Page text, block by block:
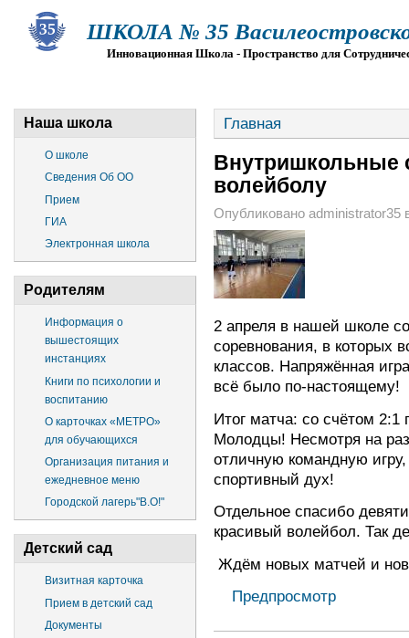
ШКОЛА № 35
Инновационная Школа - Пространство для
Наша школа
О школе
Сведения Об ОО
Прием
ГИА
Электронная школа
Родителям
Информация о
вышестоящих
инстанциях
Книги по психологии и
воспитанию
О карточках «МЕТРО»
для обучающихся
Организация питания и
ежедневное меню
Городской лагерь"В.О!"
Детский сад
Визитная карточка
Прием в детский сад
Документы
Главная
Внутришкольные
волейболу
Опубликовано administrator35
2 апреля в нашей школе
соревнования, в которых
классов. Напряжённая
всё было по-настоящему!
Итог матча: со счётом
Молодцы! Несмотря на
отличную командную
спортивный дух!
Отдельное спасибо
красивый волейбол. Так
Ждём новых матчей и
Предпросмотр